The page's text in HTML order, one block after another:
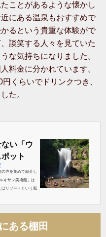
ことがあるような懐かし
にある温泉もおすすめで
るという貴重な体験がで
談笑する人々を見ていた
な気持ちになりました。
料金に分かれています。
くらいでドリンクつき、
た。
い「ウ
ット
の声を集めて紹介し
キサン美術館」は
ばリゾートという風
ある棚田